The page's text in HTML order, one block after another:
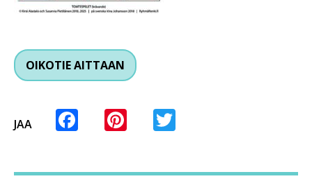
OIKOTIE AITTAAN
JAA Facebook
Pinterest